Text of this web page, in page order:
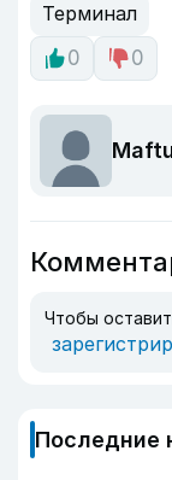
Терминал
0
0
Чтобы
Последние